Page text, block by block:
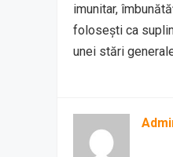
imunitar,
folosești ca
unei stări